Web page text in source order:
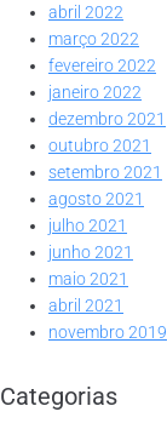
abril 2022
março 2022
fevereiro 2022
janeiro 2022
dezembro 2021
outubro 2021
setembro 2021
agosto 2021
julho 2021
junho 2021
maio 2021
abril 2021
novembro 2019
Categorias